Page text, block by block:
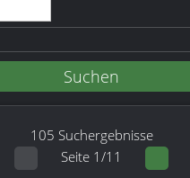
105 Suchergebnisse
Seite 1/11